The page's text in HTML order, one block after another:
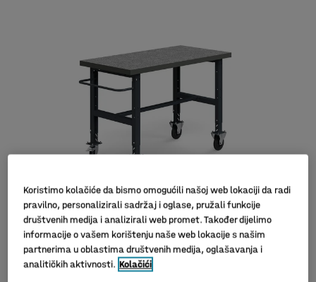
Koristimo kolačiće da bismo omogućili našoj web lokaciji da radi
pravilno, personalizirali sadržaj i oglase, pružali funkcije
društvenih medija i analizirali web promet. Također dijelimo
informacije o vašem korištenju naše web lokacije s našim
partnerima u oblastima društvenih medija, oglašavanja i
analitičkih aktivnosti. Kolačići